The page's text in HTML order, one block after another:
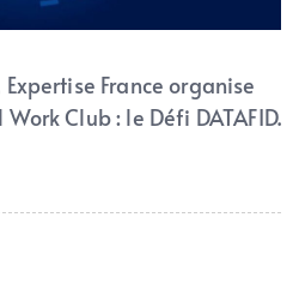
France organise
Club : le Défi DATAFID.